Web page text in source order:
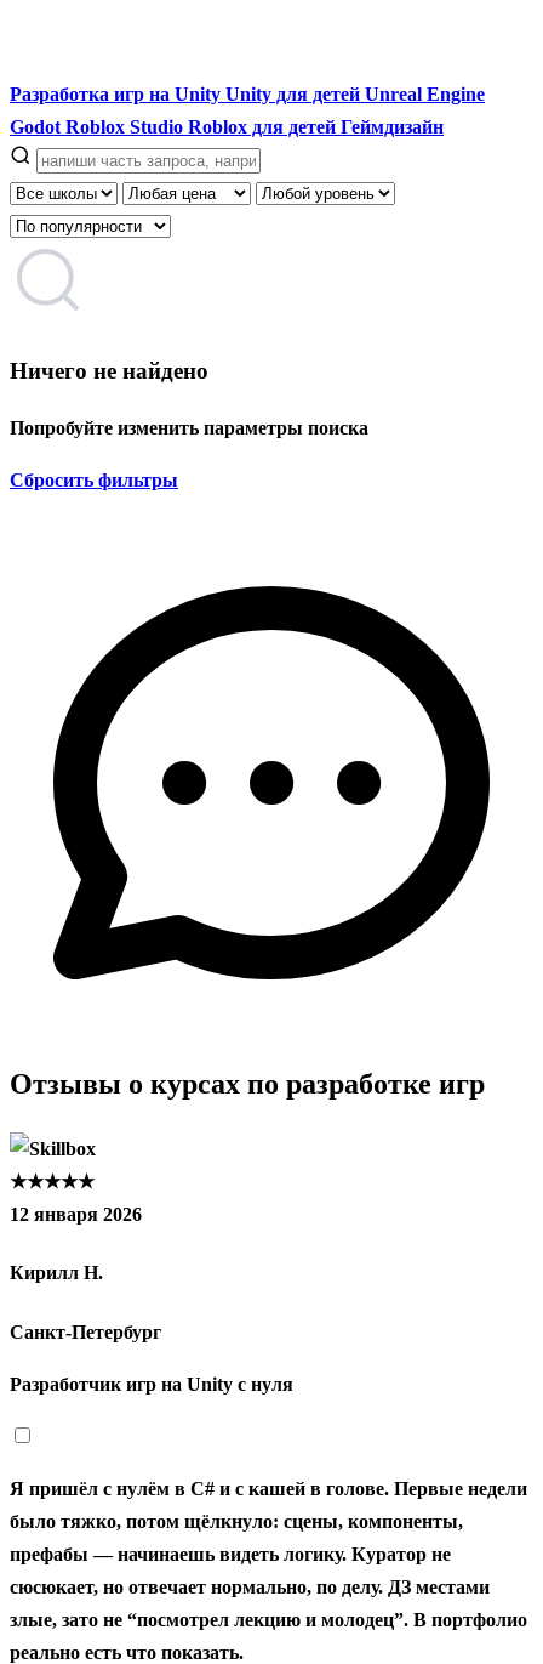
Разработка игр на Unity Unity для детей Unreal Engine
Godot Roblox Studio Roblox для детей Геймдизайн
Ничего не найдено
Попробуйте изменить параметры поиска
Сбросить фильтры
Отзывы о курсах по разработке игр
★★★★★
12 января 2026
Кирилл Н.
Санкт‑Петербург
Разработчик игр на Unity с нуля
Я пришёл с нулём в C# и с кашей в голове. Первые недели
было тяжко, потом щёлкнуло: сцены, компоненты,
префабы — начинаешь видеть логику. Куратор не
сюсюкает, но отвечает нормально, по делу. ДЗ местами
злые, зато не “посмотрел лекцию и молодец”. В портфолио
реально есть что показать.